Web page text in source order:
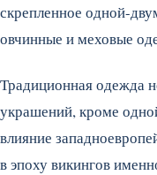
скрепленное одной-
овчинные и меховые
Традиционная одежда
украшений, кроме
влияние
в эпоху викингов